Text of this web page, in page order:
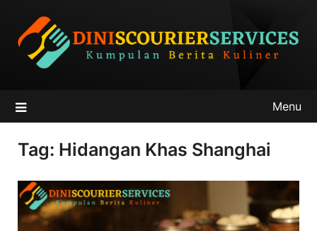
content
Menu
Tag: Hidangan Khas Shanghai